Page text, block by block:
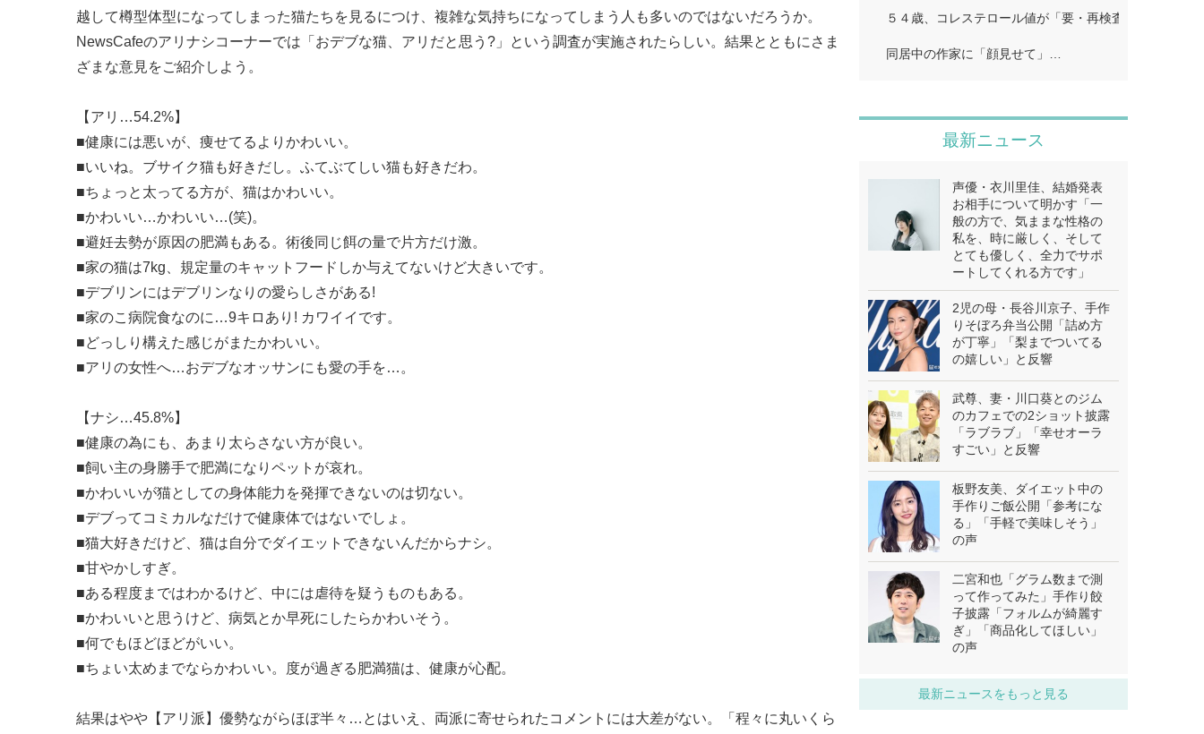
越して樽型体型になってしまった猫たちを見るにつけ、複雑な気持ちになってしまう人も多いのではないだろうか。
NewsCafeのアリナシコーナーでは「おデブな猫、アリだと思う?」という調査が実施されたらしい。結果とともにさま
ざまな意見をご紹介しよう。
【アリ…54.2%】
■健康には悪いが、痩せてるよりかわいい。
■いいね。ブサイク猫も好きだし。ふてぶてしい猫も好きだわ。
■ちょっと太ってる方が、猫はかわいい。
■かわいい…かわいい…(笑)。
■避妊去勢が原因の肥満もある。術後同じ餌の量で片方だけ激。
■家の猫は7kg、規定量のキャットフードしか与えてないけど大きいです。
■デブリンにはデブリンなりの愛らしさがある!
■家のこ病院食なのに…9キロあり! カワイイです。
■どっしり構えた感じがまたかわいい。
■アリの女性へ…おデブなオッサンにも愛の手を…。
【ナシ…45.8%】
■健康の為にも、あまり太らさない方が良い。
■飼い主の身勝手で肥満になりペットが哀れ。
■かわいいが猫としての身体能力を発揮できないのは切ない。
■デブってコミカルなだけで健康体ではないでしょ。
■猫大好きだけど、猫は自分でダイエットできないんだからナシ。
■甘やかしすぎ。
■ある程度まではわかるけど、中には虐待を疑うものもある。
■かわいいと思うけど、病気とか早死にしたらかわいそう。
■何でもほどほどがいい。
■ちょい太めまでならかわいい。度が過ぎる肥満猫は、健康が心配。
結果はやや【アリ派】優勢ながらほぼ半々…とはいえ、両派に寄せられたコメントには大差がない。「程々に丸いくら
５４歳、コレステロール値が「要・再検査」…
同居中の作家に「顔見せて」…
最新ニュース
声優・衣川里佳、結婚発表
お相手について明かす「一
般の方で、気ままな性格の
私を、時に厳しく、そして
とても優しく、全力でサポ
ートしてくれる方です」
2児の母・長谷川京子、手作
りそぼろ弁当公開「詰め方
が丁寧」「梨までついてる
の嬉しい」と反響
武尊、妻・川口葵とのジム
のカフェでの2ショット披露
「ラブラブ」「幸せオーラ
すごい」と反響
板野友美、ダイエット中の
手作りご飯公開「参考にな
る」「手軽で美味しそう」
の声
二宮和也「グラム数まで測
って作ってみた」手作り餃
子披露「フォルムが綺麗す
ぎ」「商品化してほしい」
の声
最新ニュースをもっと見る